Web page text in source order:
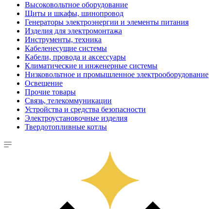
Высоковольтное оборудование
Щиты и шкафы, шинопровод
Генераторы электроэнергии и элементы питания
Изделия для электромонтажа
Инструменты, техника
Кабеленесущие системы
Кабели, провода и аксессуары
Климатические и инженерные системы
Низковольтное и промышленное электрооборудование
Освещение
Прочие товары
Связь, телекоммуникации
Устройства и средства безопасности
Электроустановочные изделия
Твердотопливные котлы